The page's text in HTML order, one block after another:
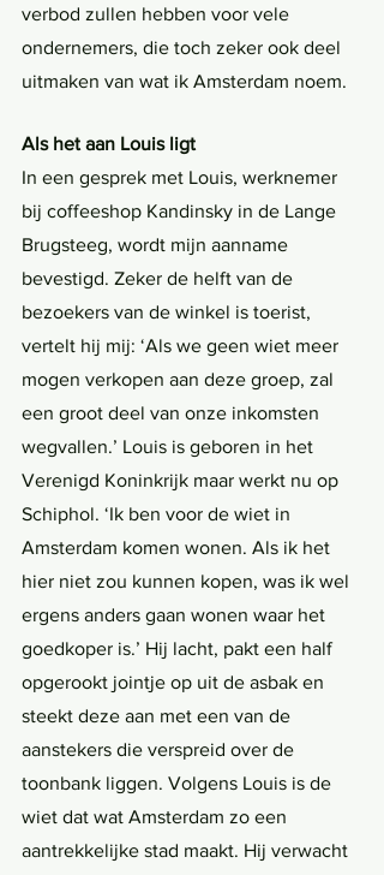
verbod zullen hebben voor vele
ondernemers, die toch zeker ook deel
uitmaken van wat ik Amsterdam noem.
Als het aan Louis ligt
In een gesprek met Louis, werknemer
bij coffeeshop Kandinsky in de Lange
Brugsteeg, wordt mijn aanname
bevestigd. Zeker de helft van de
bezoekers van de winkel is toerist,
vertelt hij mij: ‘Als we geen wiet meer
mogen verkopen aan deze groep, zal
een groot deel van onze inkomsten
wegvallen.’ Louis is geboren in het
Verenigd Koninkrijk maar werkt nu op
Schiphol. ‘Ik ben voor de wiet in
Amsterdam komen wonen. Als ik het
hier niet zou kunnen kopen, was ik wel
ergens anders gaan wonen waar het
goedkoper is.’ Hij lacht, pakt een half
opgerookt jointje op uit de asbak en
steekt deze aan met een van de
aanstekers die verspreid over de
toonbank liggen. Volgens Louis is de
wiet dat wat Amsterdam zo een
aantrekkelijke stad maakt. Hij verwacht